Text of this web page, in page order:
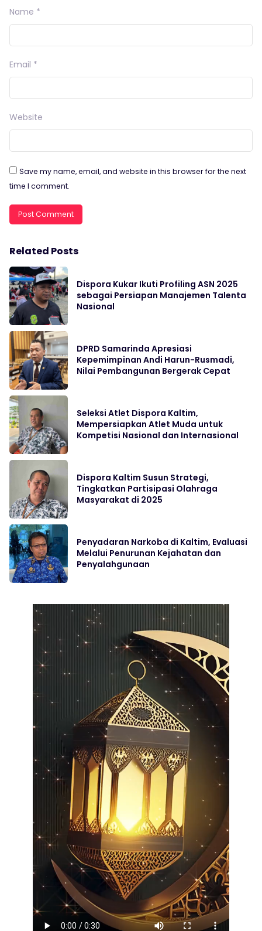
Name *
Email *
Website
Save my name, email, and website in this browser for the next
time I comment.
Related Posts
Dispora Kukar Ikuti Profiling ASN 2025
sebagai Persiapan Manajemen Talenta
Nasional
DPRD Samarinda Apresiasi
Kepemimpinan Andi Harun-Rusmadi,
Nilai Pembangunan Bergerak Cepat
Seleksi Atlet Dispora Kaltim,
Mempersiapkan Atlet Muda untuk
Kompetisi Nasional dan Internasional
Dispora Kaltim Susun Strategi,
Tingkatkan Partisipasi Olahraga
Masyarakat di 2025
Penyadaran Narkoba di Kaltim, Evaluasi
Melalui Penurunan Kejahatan dan
Penyalahgunaan